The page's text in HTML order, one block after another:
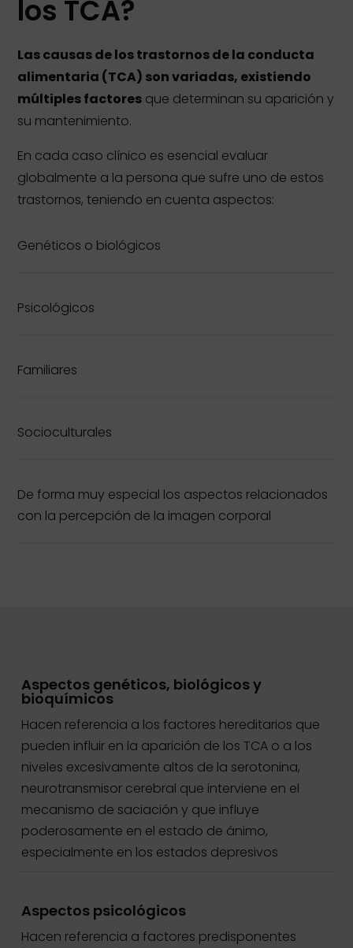
los TCA?
Las causas de los trastornos de la conducta
alimentaria (TCA) son variadas, existiendo
múltiples factores que determinan su aparición y
su mantenimiento.
En cada caso clínico es esencial evaluar
globalmente a la persona que sufre uno de estos
trastornos, teniendo en cuenta aspectos:
Genéticos o biológicos
Psicológicos
Familiares
Socioculturales
De forma muy especial los aspectos relacionados
con la percepción de la imagen corporal
Aspectos genéticos, biológicos y
bioquímicos
Hacen referencia a los factores hereditarios que
pueden influir en la aparición de los TCA o a los
niveles excesivamente altos de la serotonina,
neurotransmisor cerebral que interviene en el
mecanismo de saciación y que influye
poderosamente en el estado de ánimo,
especialmente en los estados depresivos
Aspectos psicológicos
Hacen referencia a factores predisponentes